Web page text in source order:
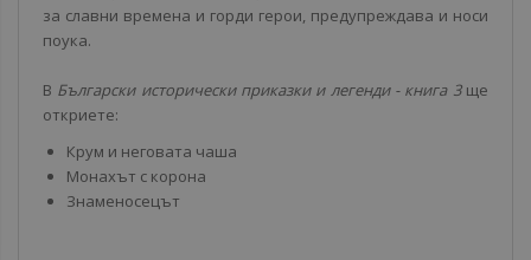
за славни времена и горди герои, предупреждава и носи
поука.
В Български исторически приказки и легенди - книга 3ще
откриете:
Крум и неговата чаша
Монахът с корона
Знаменосецът